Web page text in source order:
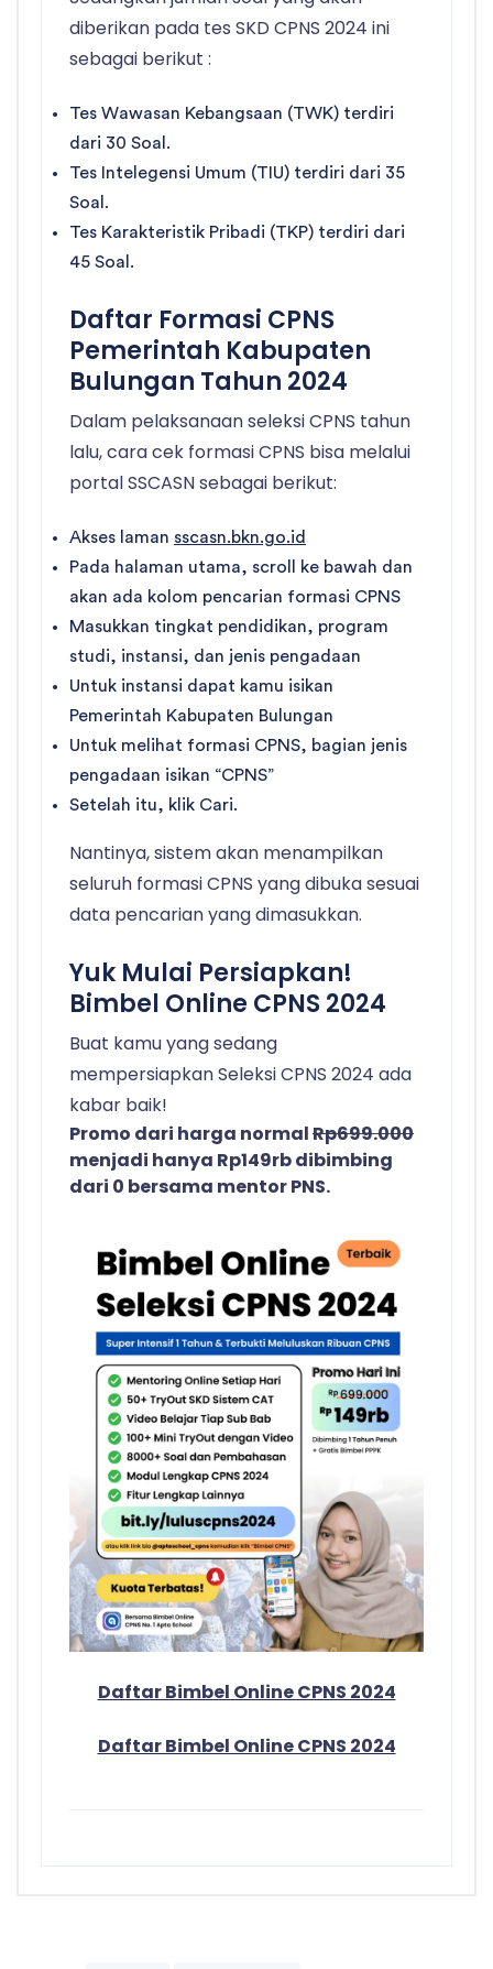
diberikan pada tes SKD CPNS 2024 ini
sebagai berikut :
Tes Wawasan Kebangsaan (TWK) terdiri
dari 30 Soal.
Tes Intelegensi Umum (TIU) terdiri dari 35
Soal.
Tes Karakteristik Pribadi (TKP) terdiri dari
45 Soal.
Daftar Formasi CPNS
Pemerintah Kabupaten
Bulungan Tahun 2024
Dalam pelaksanaan seleksi CPNS tahun
lalu, cara cek formasi CPNS bisa melalui
portal SSCASN sebagai berikut:
Akses laman sscasn.bkn.go.id
Pada halaman utama, scroll ke bawah dan
akan ada kolom pencarian formasi CPNS
Masukkan tingkat pendidikan, program
studi, instansi, dan jenis pengadaan
Untuk instansi dapat kamu isikan
Pemerintah Kabupaten Bulungan
Untuk melihat formasi CPNS, bagian jenis
pengadaan isikan “CPNS”
Setelah itu, klik Cari.
Nantinya, sistem akan menampilkan
seluruh formasi CPNS yang dibuka sesuai
data pencarian yang dimasukkan.
Yuk Mulai Persiapkan!
Bimbel Online CPNS 2024
Buat kamu yang sedang
mempersiapkan Seleksi CPNS 2024 ada
kabar baik!
Promo dari harga normalRp699.000
menjadi hanya Rp149rb dibimbing
dari 0 bersama mentor PNS.
Daftar Bimbel Online CPNS 2024
Daftar Bimbel Online CPNS 2024